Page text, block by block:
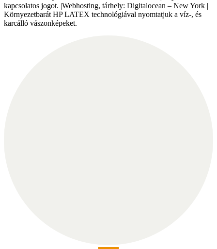
kapcsolatos jogot. |Webhosting, tárhely: Digitalocean – New York |
Környezetbarát HP LATEX technológiával nyomtatjuk a víz-, és
karcálló vászonképeket.